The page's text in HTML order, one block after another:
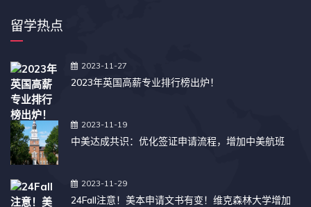
留学热点
2023-11-27
2023年英国高薪专业排行榜出炉！
2023-11-19
中美达成共识：优化签证申请流程，增加中美航班
2023-11-29
24Fall注意！美本申请文书有变！维克森林大学增加